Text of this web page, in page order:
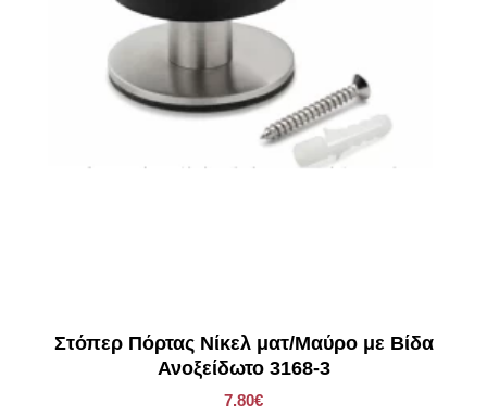
Στόπερ Πόρτας Νίκελ ματ/Μαύρο με Βίδα
Ανοξείδωτο 3168-3
7.80€